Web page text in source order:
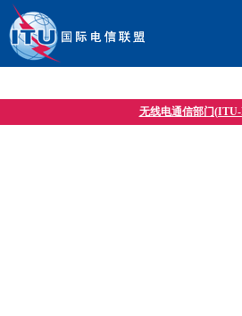
无线电通信部门